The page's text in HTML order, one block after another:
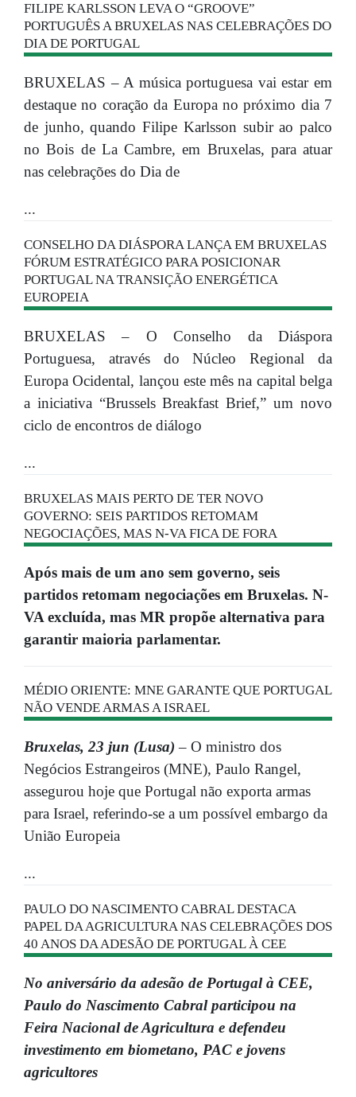
FILIPE KARLSSON LEVA O “GROOVE”
PORTUGUÊS A BRUXELAS NAS CELEBRAÇÕES DO
DIA DE PORTUGAL
BRUXELAS – A música portuguesa vai estar em
destaque no coração da Europa no próximo dia 7
de junho, quando Filipe Karlsson subir ao palco
no Bois de La Cambre, em Bruxelas, para atuar
nas celebrações do Dia de
...
CONSELHO DA DIÁSPORA LANÇA EM BRUXELAS
FÓRUM ESTRATÉGICO PARA POSICIONAR
PORTUGAL NA TRANSIÇÃO ENERGÉTICA
EUROPEIA
BRUXELAS – O Conselho da Diáspora
Portuguesa, através do Núcleo Regional da
Europa Ocidental, lançou este mês na capital belga
a iniciativa “Brussels Breakfast Brief,” um novo
ciclo de encontros de diálogo
...
BRUXELAS MAIS PERTO DE TER NOVO
GOVERNO: SEIS PARTIDOS RETOMAM
NEGOCIAÇÕES, MAS N-VA FICA DE FORA
Após mais de um ano sem governo, seis
partidos retomam negociações em Bruxelas. N-
VA excluída, mas MR propõe alternativa para
garantir maioria parlamentar.
MÉDIO ORIENTE: MNE GARANTE QUE PORTUGAL
NÃO VENDE ARMAS A ISRAEL
Bruxelas, 23 jun (Lusa) – O ministro dos
Negócios Estrangeiros (MNE), Paulo Rangel,
assegurou hoje que Portugal não exporta armas
para Israel, referindo-se a um possível embargo da
União Europeia
...
PAULO DO NASCIMENTO CABRAL DESTACA
PAPEL DA AGRICULTURA NAS CELEBRAÇÕES DOS
40 ANOS DA ADESÃO DE PORTUGAL À CEE
No aniversário da adesão de Portugal à CEE,
Paulo do Nascimento Cabral participou na
Feira Nacional de Agricultura e defendeu
investimento em biometano, PAC e jovens
agricultores